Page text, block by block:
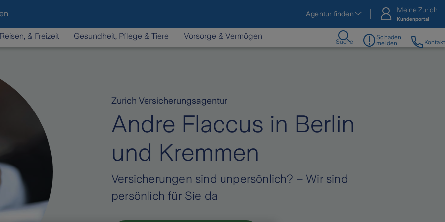
Agentur finden Meine Zurich
Kundenportal
& Freizeit Gesundheit, Pflege & Tiere Vorsorge & Vermögen
Suche
Schaden
melden
Kontakt
Zurich Versicherungsagentur
Andre Flaccus in Berlin
und Kremmen
Versicherungen sind unpersönlich? – Wir sind
persönlich für Sie da